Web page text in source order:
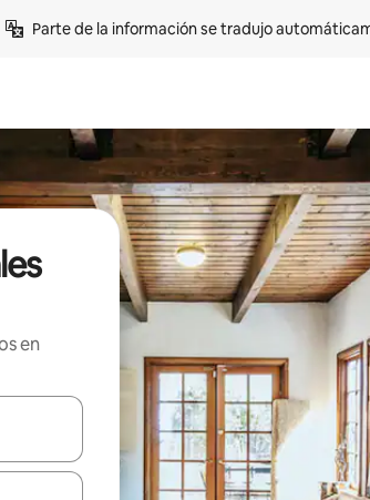
Parte de la información se tradujo
en
con las teclas de flecha hacia arriba y